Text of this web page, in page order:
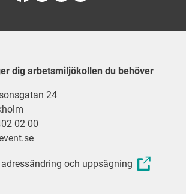
dig arbetsmiljökollen du behöver
24
02 00
och uppsägning